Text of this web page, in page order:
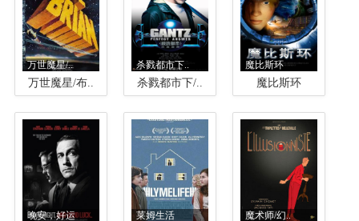
万世魔星/..
万世魔星/布..
杀戮都市下..
杀戮都市下/..
魔比斯环
魔比斯环
晚安，好运 莱姆生活 魔术师/幻..